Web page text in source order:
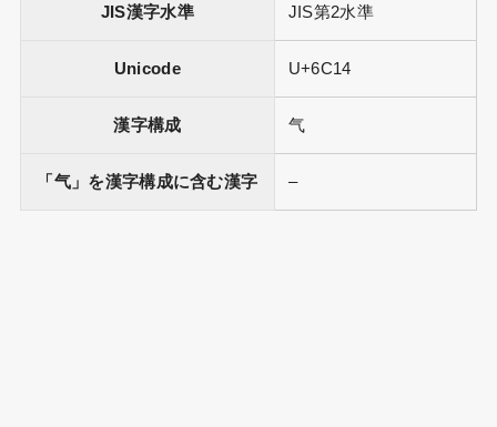
JIS漢字水準 JIS第2水準
Unicode U+6C14
漢字構成 气
「气」を漢字構成に含む漢字 –